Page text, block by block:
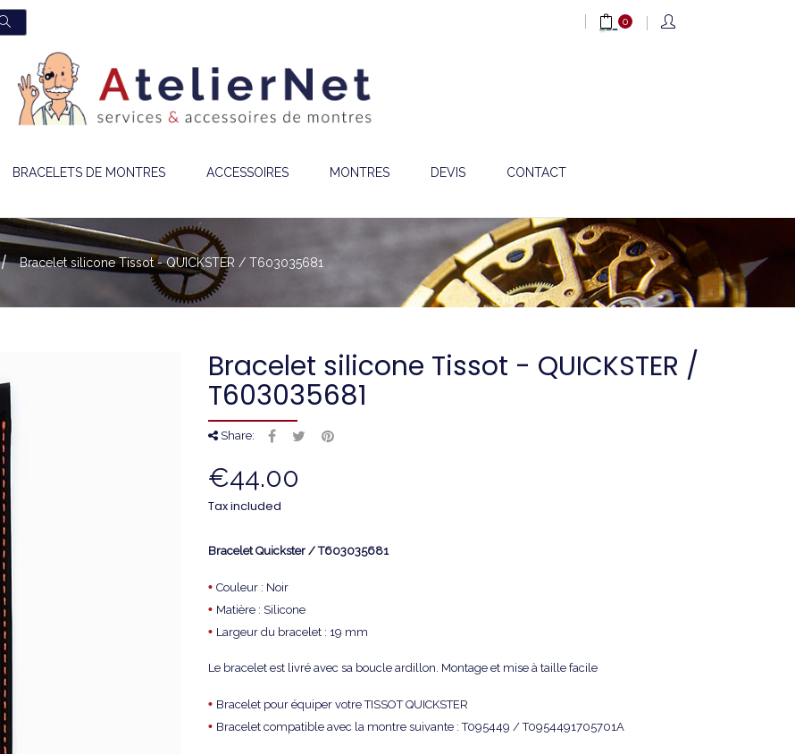
0
BRACELETS DE MONTRES ACCESSOIRES MONTRES DEVIS CONTACT
Bracelet silicone Tissot - QUICKSTER / T603035681
Bracelet silicone Tissot - QUICKSTER /
T603035681
Share:
€44.00
Tax included
Bracelet Quickster / T603035681
• Couleur : Noir
• Matière : Silicone
• Largeur du bracelet : 19 mm
Le bracelet est livré avec sa boucle ardillon. Montage et mise à taille facile
• Bracelet pour équiper votre TISSOT QUICKSTER
• Bracelet compatible avec la montre suivante : T095449 / T0954491705701A